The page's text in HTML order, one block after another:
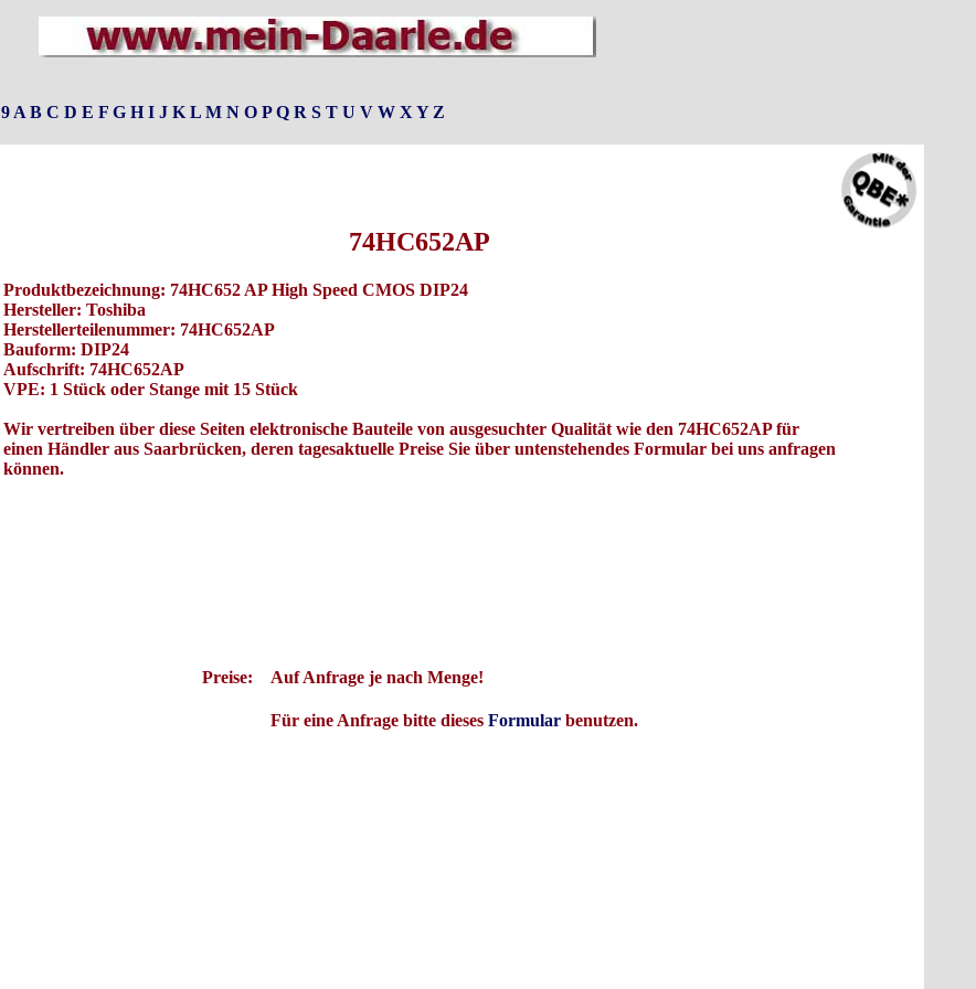
9 A B C D E F G H I J K L M N O P Q R S T U V W X Y Z
74HC652AP
Produktbezeichnung: 74HC652 AP High Speed CMOS DIP24
Hersteller: Toshiba
Herstellerteilenummer: 74HC652AP
Bauform: DIP24
Aufschrift: 74HC652AP
VPE: 1 Stück oder Stange mit 15 Stück
Wir vertreiben über diese Seiten elektronische Bauteile von ausgesuchter Qualität wie den 74HC652AP für
einen Händler aus Saarbrücken, deren tagesaktuelle Preise Sie über untenstehendes Formular bei uns anfragen
können.
Preise: Auf Anfrage je nach Menge!
Für eine Anfrage bitte dieses Formularbenutzen.